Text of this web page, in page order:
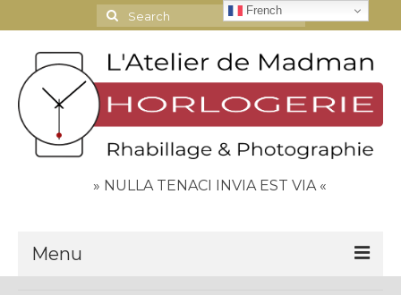
Search
for:
» NULLA TENACI INVIA EST VIA «
Menu
French